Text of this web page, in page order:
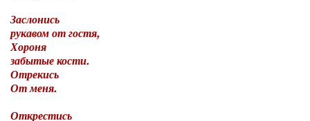
Заслонись
рукавом от гостя,
Хороня
забытые кости.
Отрекись
От меня.
Открестись